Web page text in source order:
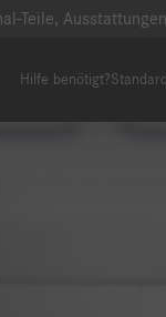
Teile,
Hilfe benötigt?